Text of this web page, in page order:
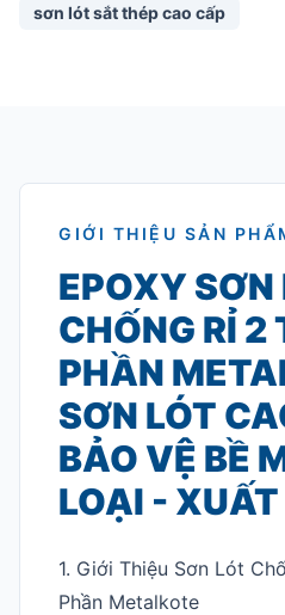
sơn lót sắt thép cao cấp
GIỚI THIỆU SẢN
EPOXY SƠN
CHỐNG RỈ 2
PHẦN
SƠN LÓT
BẢO VỆ BỀ
LOẠI -
1. Giới Thiệu Sơn Lót
Phần Metalkote